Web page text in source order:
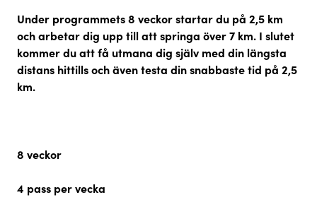
Under programmets 8 veckorstartar du på 2,5 km
och arbetar dig upp till att springa över 7 km. I slutet
kommer du att få utmana dig själv med din längsta
distans hittills och även testa din snabbaste tid på 2,5
km.
8 veckor
4 pass per vecka